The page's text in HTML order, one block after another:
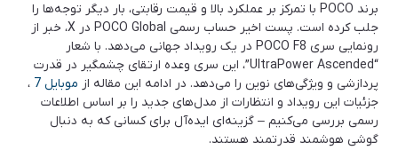
برند POCO با تمرکز بر عملکرد بالا و قیمت رقابتی، بار دیگر توجه‌ها را
جلب کرده است. پست اخیر حساب رسمی POCO Global در X، خبر از
رونمایی سری POCO F8 در یک رویداد جهانی می‌دهد. با شعار
“UltraPower Ascended”، این سری وعده ارتقای چشمگیر در قدرت
پردازشی و ویژگی‌های نوین را می‌دهد. در ادامه این مقاله از موبایل 7
،
جزئیات این رویداد و انتظارات از مدل‌های جدید را بر اساس اطلاعات
رسمی بررسی می‌کنیم – گزینه‌ای ایده‌آل برای کسانی که به دنبال
گوشی هوشمند قدرتمند هستند.